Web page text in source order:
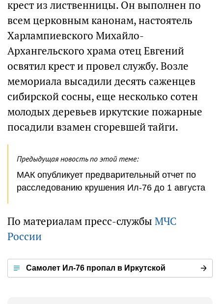
крест из лиственницы. Он выполнен по
всем церковным канонам, настоятель
Харлампиевского Михайло-
Архангельского храма отец Евгений
освятил крест и провел службу. Возле
мемориала высадили десять саженцев
сибирской сосны, еще несколько сотен
молодых деревьев иркутские пожарные
посадили взамен сгоревшей тайги.
Предыдущая новость по этой теме:
МАК опубликует предварительный отчет по
расследованию крушения Ил-76 до 1 августа
По материалам пресс-службы МЧС
России
Самолет Ил-76 пропал в Иркутской